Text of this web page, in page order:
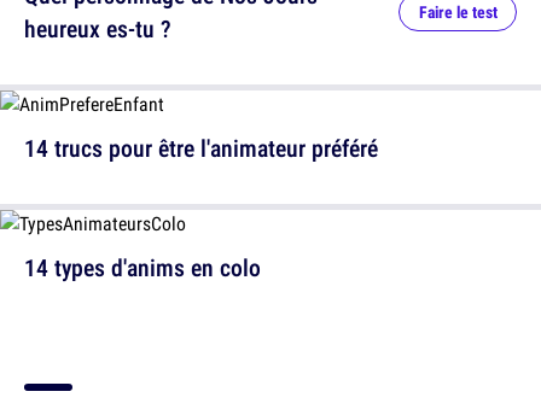
heureux es-tu ?
Faire le test
14 types d'anims en colo
14 trucs pour être l'animateur préféré